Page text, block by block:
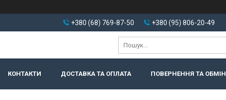
+380 (68) 769-87-50 +380 (95) 806-20-49
КОНТАКТИ ДОСТАВКА ТА ОПЛАТА ПОВЕРНЕННЯ ТА ОБМІН